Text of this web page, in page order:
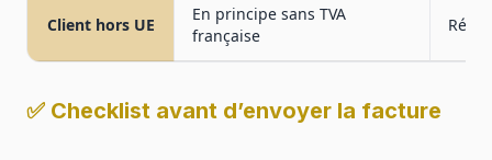
Client hors UE
En principe sans TVA
française
✅ Checklist avant d’envoyer la facture